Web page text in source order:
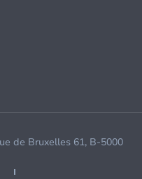
de Bruxelles 61, B-5000